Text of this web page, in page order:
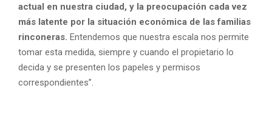
actual en nuestra ciudad, y la preocupación cada vez
más latente por la situación económica de las familias
rinconeras. Entendemos que nuestra escala nos permite
tomar esta medida, siempre y cuando el propietario lo
decida y se presenten los papeles y permisos
correspondientes”.